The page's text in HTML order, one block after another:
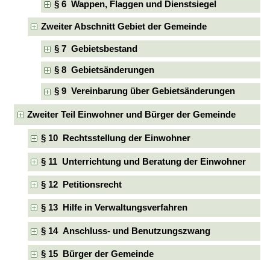
§ 6 Wappen, Flaggen und Dienstsiegel
Zweiter Abschnitt Gebiet der Gemeinde
§ 7 Gebietsbestand
§ 8 Gebietsänderungen
§ 9 Vereinbarung über Gebietsänderungen
Zweiter Teil Einwohner und Bürger der Gemeinde
§ 10 Rechtsstellung der Einwohner
§ 11 Unterrichtung und Beratung der Einwohner
§ 12 Petitionsrecht
§ 13 Hilfe in Verwaltungsverfahren
§ 14 Anschluss- und Benutzungszwang
§ 15 Bürger der Gemeinde